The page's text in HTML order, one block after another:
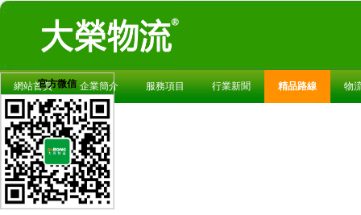
網站首頁 企業簡介 服務項目 行業新聞 精品路線 物
官方微信